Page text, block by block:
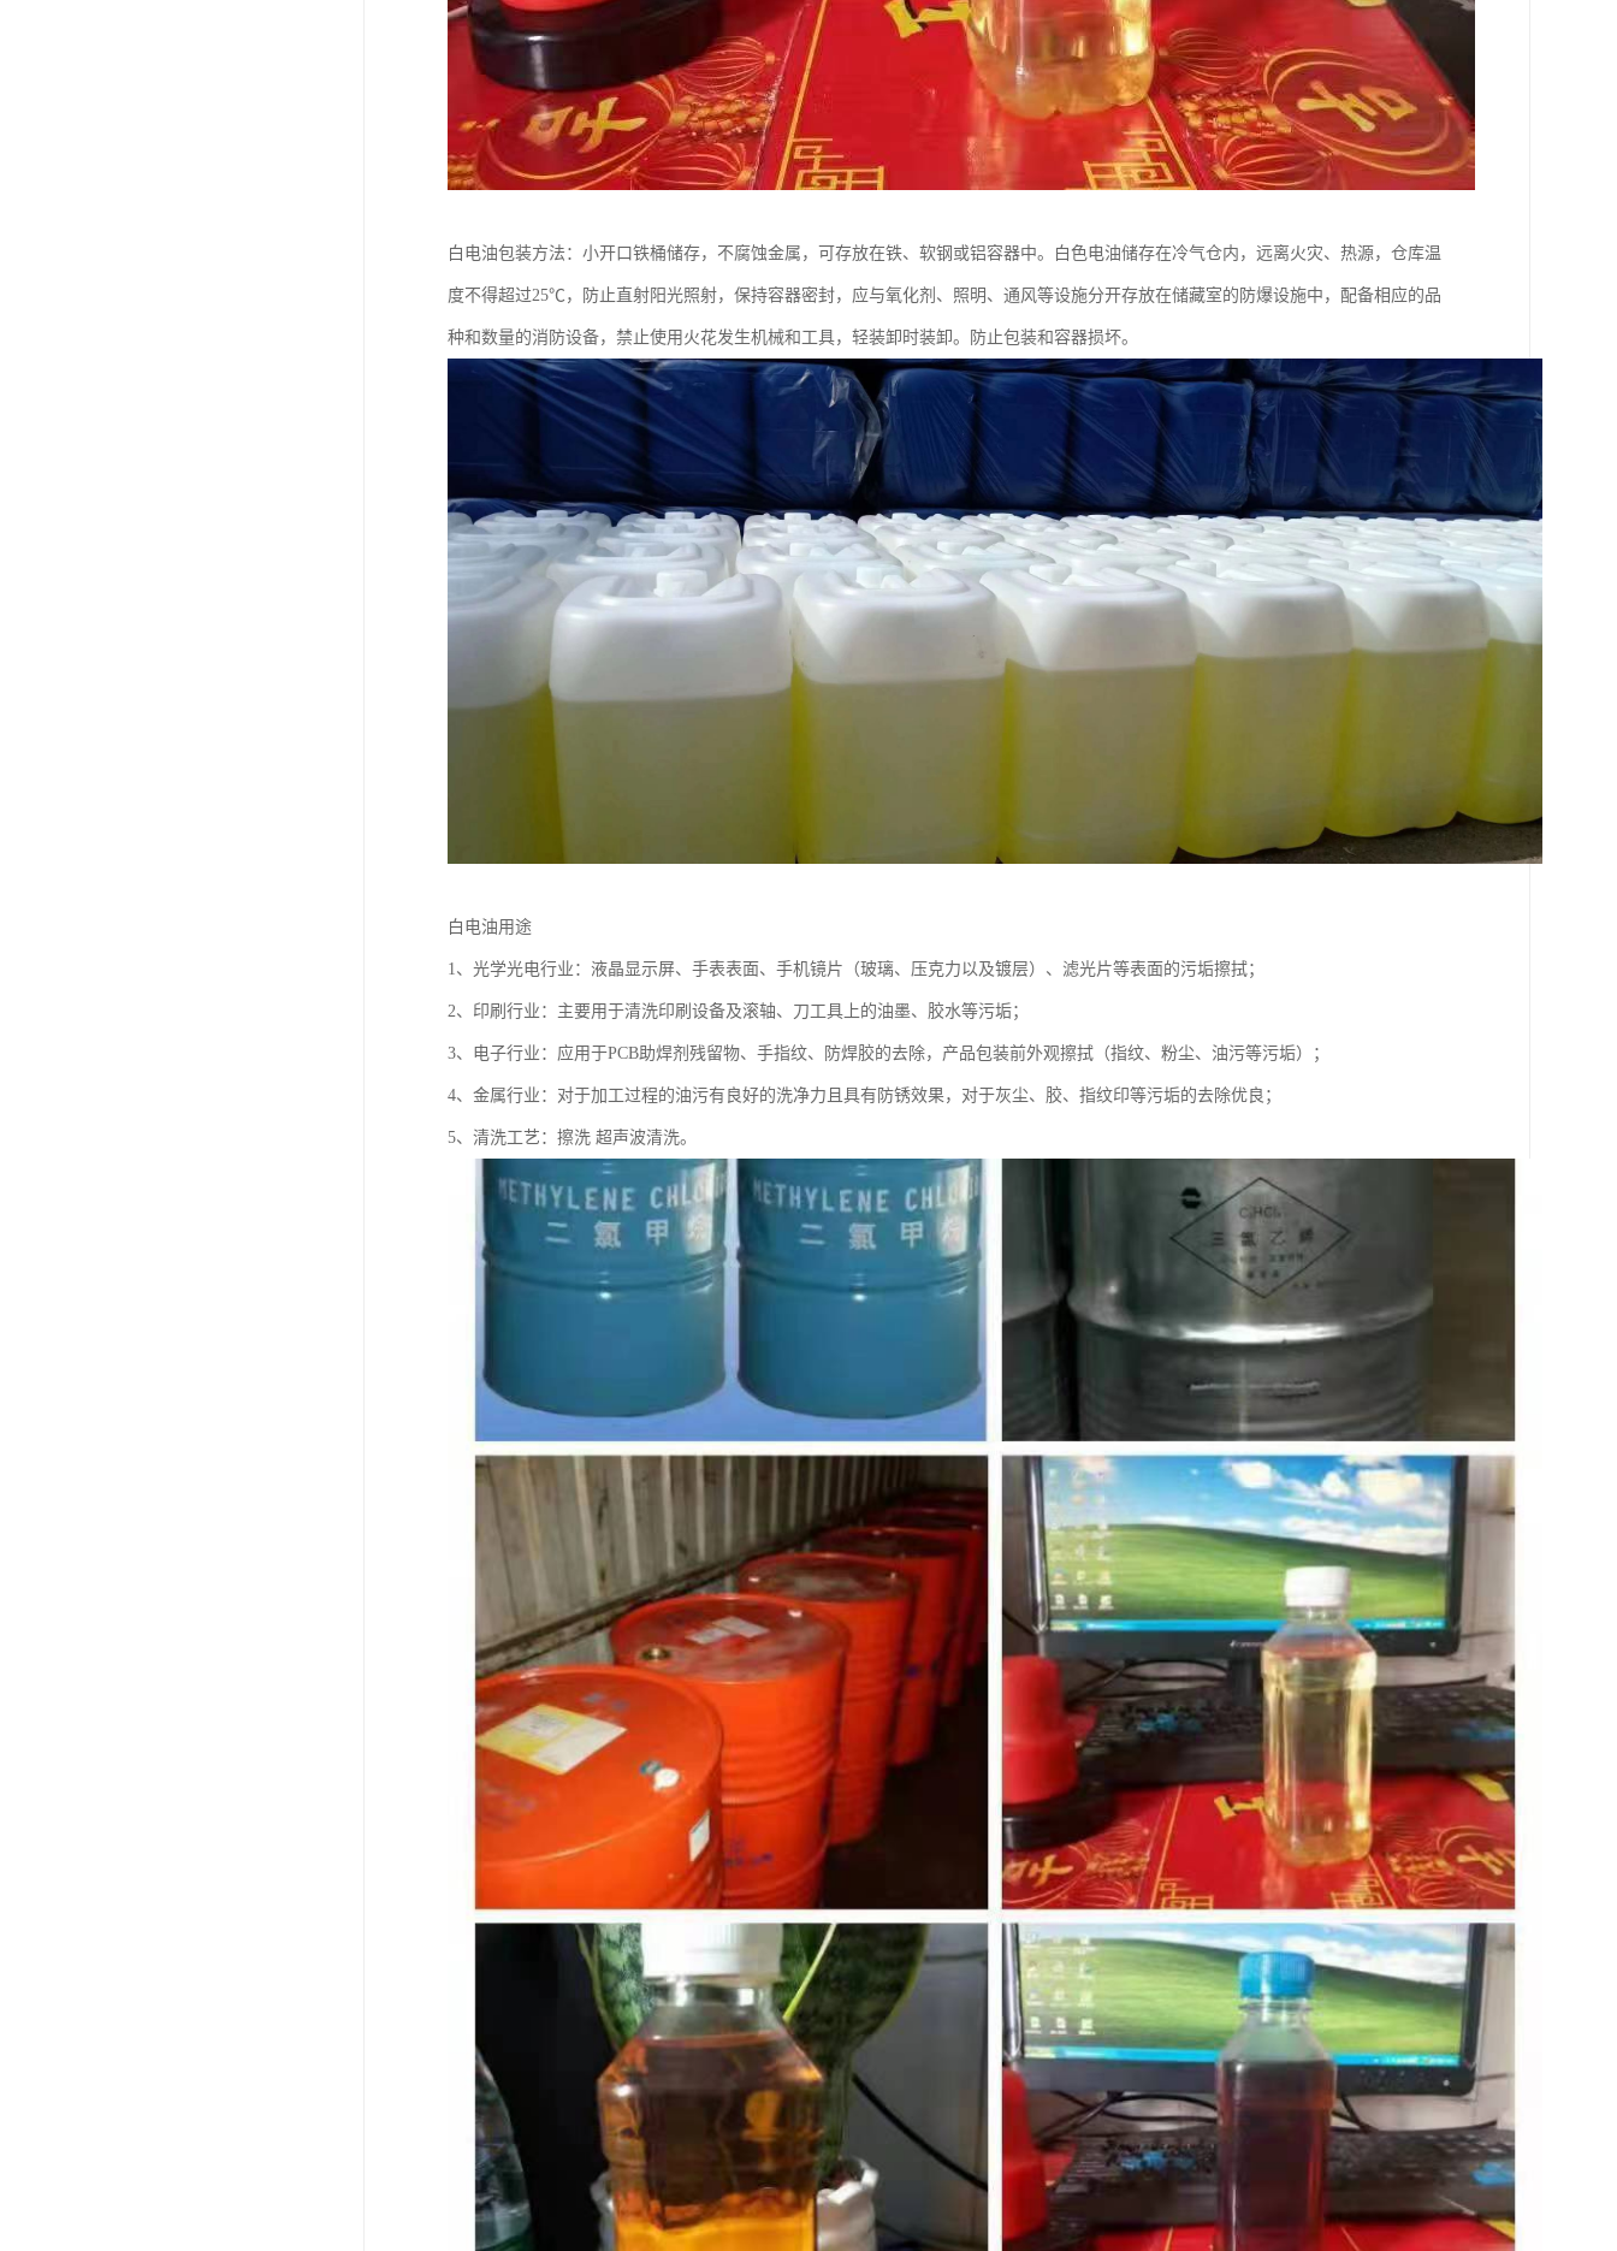
白电油包装方法：小开口铁桶储存，不腐蚀金属，可存放在铁、软钢或铝容器中。白色电油储存在冷气仓内，远离火灾、热源，仓库温
度不得超过25℃，防止直射阳光照射，保持容器密封，应与氧化剂、照明、通风等设施分开存放在储藏室的防爆设施中，配备相应的品
种和数量的消防设备，禁止使用火花发生机械和工具，轻装卸时装卸。防止包装和容器损坏。
白电油用途
1、光学光电行业：液晶显示屏、手表表面、手机镜片（玻璃、压克力以及镀层）、滤光片等表面的污垢擦拭；
2、印刷行业：主要用于清洗印刷设备及滚轴、刀工具上的油墨、胶水等污垢；
3、电子行业：应用于PCB助焊剂残留物、手指纹、防焊胶的去除，产品包装前外观擦拭（指纹、粉尘、油污等污垢）；
4、金属行业：对于加工过程的油污有良好的洗净力且具有防锈效果，对于灰尘、胶、指纹印等污垢的去除优良；
5、清洗工艺：擦洗 超声波清洗。